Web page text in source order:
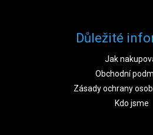
Důležité
Jak
Obchodní
Zásady ochrany
Kdo jsme